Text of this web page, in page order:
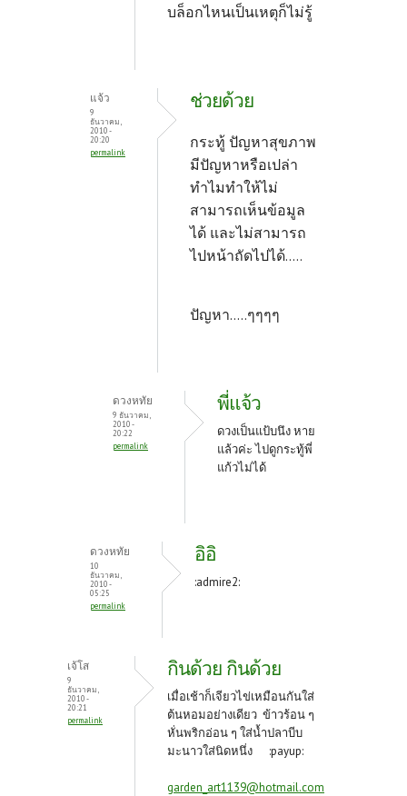
บล็อกไหนเป็นเหตุก็ไม่รู้
แจ้ว
9
ธันวาคม,
2010 -
20:20
permalink
ช่วยด้วย
กระทู้ ปัญหาสุขภาพ
มีปัญหาหรือเปล่า
ทำไมทำให้ไม่
สามารถเห็นข้อมูล
ได้ และไม่สามารถ
ไปหน้าถัดไปได้.....
ปัญหา.....ๆๆๆๆ
ดวงหทัย
9 ธันวาคม,
2010 -
20:22
permalink
พี่แจ้ว
ดวงเป็นแป้บนึง หาย
แล้วค่ะ ไปดูกระทู้พี่
แก้วไม่ได้
ดวงหทัย
10
ธันวาคม,
2010 -
05:25
permalink
อิอิ
:admire2:
เจ้โส
9
ธันวาคม,
2010 -
20:21
permalink
กินด้วย กินด้วย
เมื่อเช้าก็เจียวไข่เหมือนกันใส่
ต้นหอมอย่างเดียว ข้าวร้อน ๆ
หั่นพริกอ่อน ๆ ใส่น้ำปลาบีบ
มะนาวใส่นิดหนึ่ง :payup:
garden_art1139@hotmail.com